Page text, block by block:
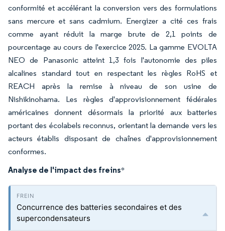
conformité et accélérant la conversion vers des formulations
sans mercure et sans cadmium. Energizer a cité ces frais
comme ayant réduit la marge brute de 2,1 points de
pourcentage au cours de l'exercice 2025. La gamme EVOLTA
NEO de Panasonic atteint 1,3 fois l'autonomie des piles
alcalines standard tout en respectant les règles RoHS et
REACH après la remise à niveau de son usine de
Nishikinohama. Les règles d'approvisionnement fédérales
américaines donnent désormais la priorité aux batteries
portant des écolabels reconnus, orientant la demande vers les
acteurs établis disposant de chaînes d'approvisionnement
conformes.
Analyse de l'impact des freins*
Concurrence des batteries secondaires et des
supercondensateurs